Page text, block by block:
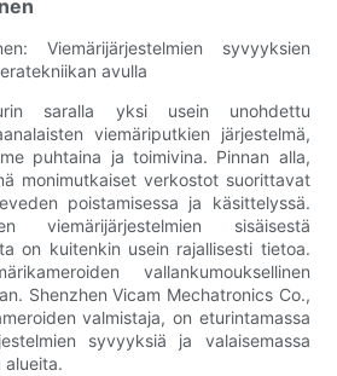
Viemärijärjestelmien syvyyksien
avulla
saralla yksi usein unohdettu
viemäriputkien järjestelmä,
puhtaina ja toimivina. Pinnan alla,
monimutkaiset verkostot suorittavat
poistamisessa ja käsittelyssä.
viemärijärjestelmien sisäisestä
on kuitenkin usein rajallisesti tietoa.
vallankumouksellinen
Shenzhen Vicam Mechatronics Co.,
valmistaja, on eturintamassa
syvyyksiä ja valaisemassa
alueita.